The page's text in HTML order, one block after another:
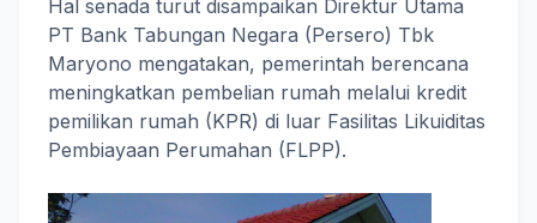
Hal senada turut disampaikan Direktur Utama
PT Bank Tabungan Negara (Persero) Tbk
Maryono mengatakan, pemerintah berencana
meningkatkan pembelian rumah melalui kredit
pemilikan rumah (KPR) di luar Fasilitas Likuiditas
Pembiayaan Perumahan (FLPP).